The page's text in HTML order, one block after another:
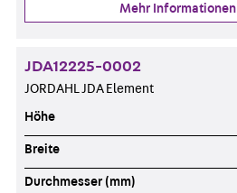
Mehr Informationen
JDA12225-0002
JORDAHL JDA Element
Höhe
Breite
Durchmesser (mm)